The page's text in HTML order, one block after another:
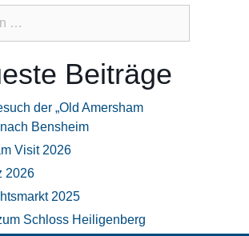
Beiträge
der „Old Amersham
Bensheim
Visit 2026
2026
2025
Schloss Heiligenberg